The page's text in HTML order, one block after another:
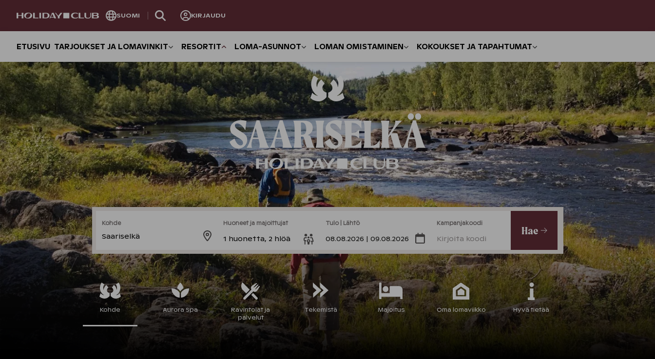
SIVUNAVIGOINTI
SUOMI KIRJAUDU
ETUSIVU TARJOUKSET JA LOMAVINKIT RESORTIT LOMA-ASUNNOT LOMAN OMISTAMINEN KOKOUKSET JA TAPAHTUMAT
Kohde
Saariselkä
Huoneet ja majoittujat
1 huonetta, 2 hlöä
Tulo | Lähtö
08.08.2026 | 09.08.2026
Kampanjakoodi
Kirjoita koodi
Hae
Kohde Aurora Spa
Ravintolat ja
palvelut
Tekemistä Majoitus Oma lomaviikko Hyvä tietää